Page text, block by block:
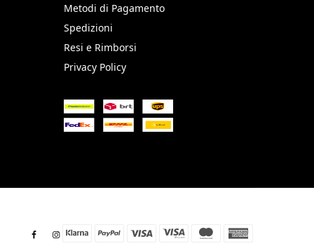
Metodi di Pagamento
Spedizioni
Resi e Rimborsi
Privacy Policy